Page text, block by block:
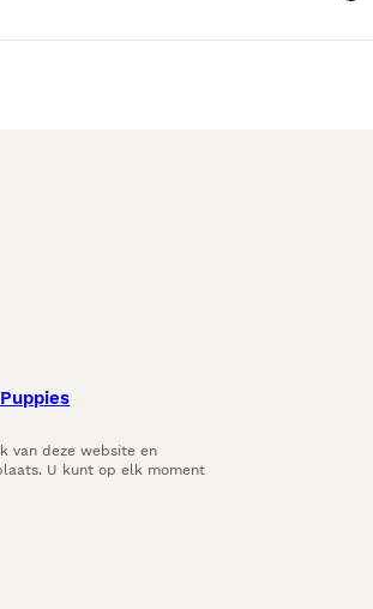
van deze website en
U kunt op elk moment